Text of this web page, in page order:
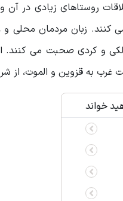
روستاهای زیادی
کنند. زبان مردمان محلی
لکی و کردی صحبت می کنند.
غرب به قزوین و الموت،
خواند